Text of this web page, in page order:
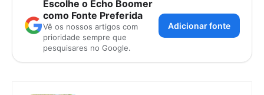
Escolhe o Echo Boomer
como Fonte Preferida
Vê os nossos artigos com
prioridade sempre que
pesquisares no Google.
Adicionar fonte